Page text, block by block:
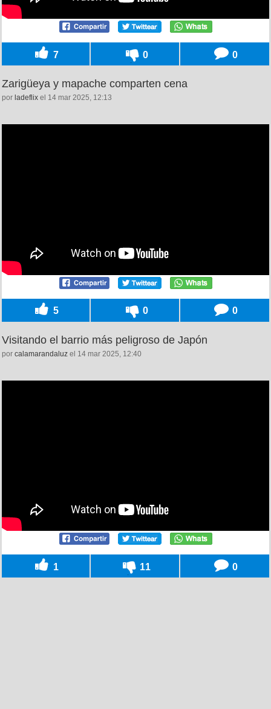
7 0 0
Zarigüeya y mapache comparten cena
por ladeflix el 14 mar 2025, 12:13
5 0 0
Visitando el barrio más peligroso de Japón
por calamarandaluz el 14 mar 2025, 12:40
1 11 0